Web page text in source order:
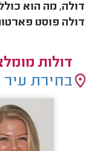
דולה, מה הוא
דולה פוסט
דולות
בחירת עיר